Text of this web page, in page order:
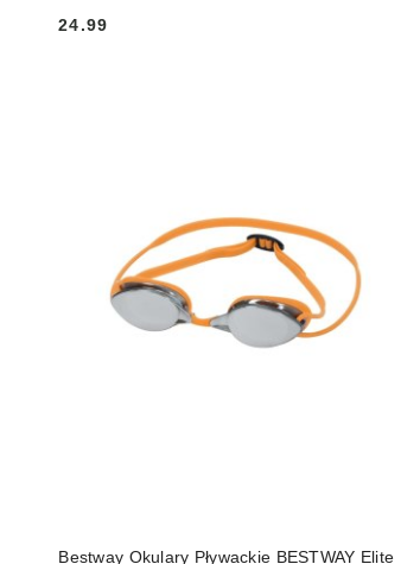
Cena:
24.99
Bestway Okulary Pływackie BESTWAY Elite